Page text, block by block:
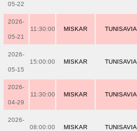
05-22
2026-
05-21
11:30:00 MISKAR TUNISAVIA
2026-
05-15
15:00:00 MISKAR TUNISAVIA
2026-
04-29
11:30:00 MISKAR TUNISAVIA
2026-
08:00:00 MISKAR TUNISAVIA